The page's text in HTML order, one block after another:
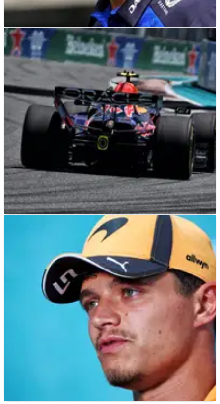
F1 NEWS 01/05/26
Hadjar Skeptis dengan Upgrade Red Bull di F1
GP Miami
Isack Hadjar mengecilkan dampak performa dari upgrade
Red Bull di Grand Prix Miami.
01/05/26
F1 GP Miami 2026: Hasil Lengkap Free Practice
Hasil lengkap dari sesi Free Practice 1 untuk F1 GP Miami di
Miami International Autodrome.